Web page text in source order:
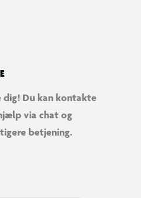
Du kan kontakte
via chat og
betjening.